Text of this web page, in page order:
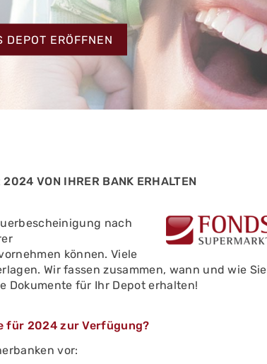
DEPOT ERÖFFNEN
2024 VON IHRER BANK ERHALTEN
nach
können. Viele
Wir fassen zusammen, wann und wie Sie
Dokumente für Ihr Depot erhalten!
für 2024 zur Verfügung?
vor: